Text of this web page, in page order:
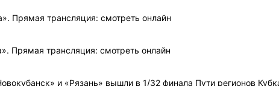
Прямая трансляция: смотреть онлайн
Прямая трансляция: смотреть онлайн
и «Рязань» вышли в 1/32 финала Пути регионов